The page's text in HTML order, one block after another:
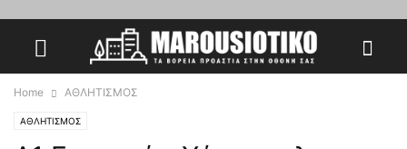
Home ΑΘΛΗΤΙΣΜΟΣ
ΑΘΛΗΤΙΣΜΟΣ